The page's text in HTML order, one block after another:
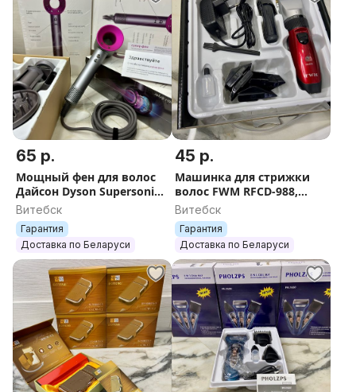
65 р.
Мощный фен для волос
Дайсон Dyson Supersonic
5 в 1 1600W
Витебск
Гарантия
Доставка по Беларуси
45 р.
Машинка для стрижки
волос FWM RFCD-988,
триммер,
Витебск
Гарантия
Доставка по Беларуси